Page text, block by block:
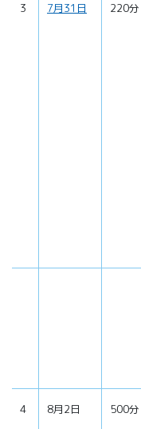
3 7月31日 220分
4 8月2日 500分